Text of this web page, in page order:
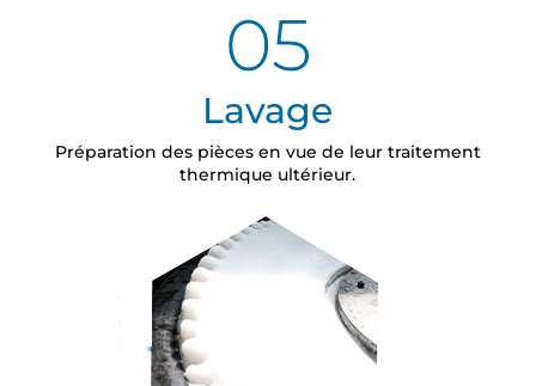
05
Lavage
Préparation des pièces en vue de leur traitement
thermique ultérieur.